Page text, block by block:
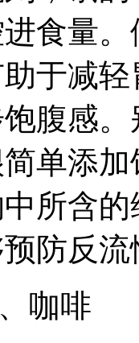
食量
于减
腹感
单添
所含
防反
咖啡